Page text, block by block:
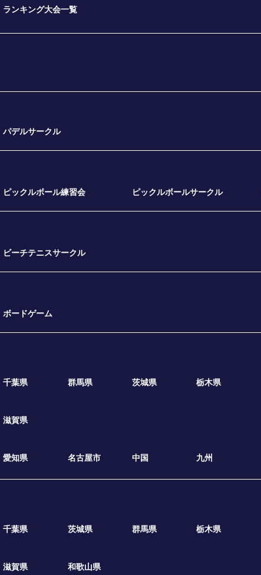
ランキング大会一覧
パデルサークル
ピックルボール練習会 ピックルボールサークル
ビーチテニスサークル
ボードゲーム
千葉県 群馬県 茨城県 栃木県
滋賀県
愛知県 名古屋市 中国 九州
千葉県 茨城県 群馬県 栃木県
滋賀県 和歌山県